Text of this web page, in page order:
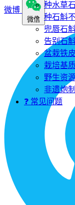
种水草
种石斛
兜唇石
告别石
盆栽铁
栽培基
野生资
非遗炮
❓ 常见问题
微博
微信